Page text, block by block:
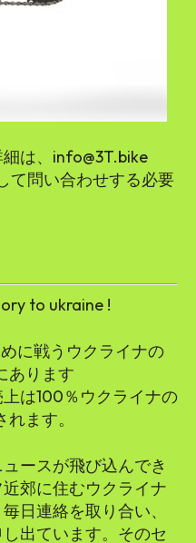
は、info@3T.bike
て問い合わせする必要
to ukraine !
に戦うウクライナの
あります
は100％ウクライナの
ます。
ースが飛び込んでき
郊に住むウクライナ
日連絡を取り合い、
出ています。そのセ